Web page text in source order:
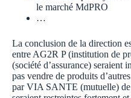
le marché MdPRO
…
La conclusion de la direction
entre AG2R P (institution de
(société d’assurance) seraient
pas vendre de produits
par VIA SANTE (mutuelle)